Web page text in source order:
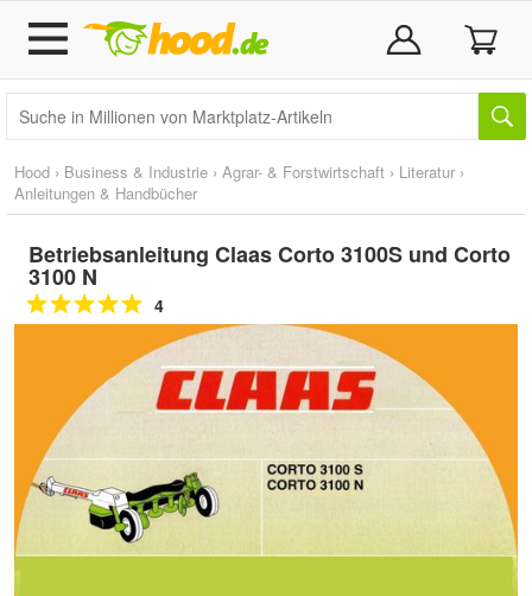
Hood › Business & Industrie › Agrar- & Forstwirtschaft › Literatur ›
Anleitungen & Handbücher
Betriebsanleitung Claas Corto 3100S und Corto
3100 N
4